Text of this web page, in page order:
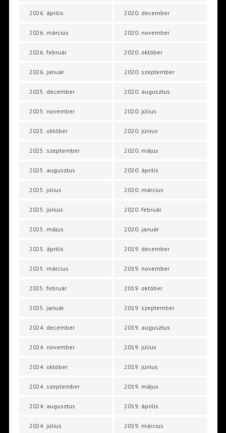
2026. április
2026. március
2026. február
2026. január
2025. december
2025. november
2025. október
2025. szeptember
2025. augusztus
2025. július
2025. június
2025. május
2025. április
2025. március
2025. február
2025. január
2024. december
2024. november
2024. október
2024. szeptember
2024. augusztus
2024. július
2020. december
2020. november
2020. október
2020. szeptember
2020. augusztus
2020. július
2020. június
2020. május
2020. április
2020. március
2020. február
2020. január
2019. december
2019. november
2019. október
2019. szeptember
2019. augusztus
2019. július
2019. június
2019. május
2019. április
2019. március